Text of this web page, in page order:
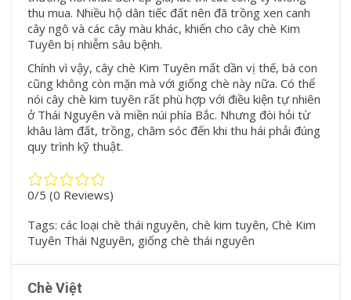
thu mua. Nhiều hộ dân tiếc đất nên đã trồng xen canh
cây ngô và các cây màu khác, khiến cho cây chè Kim
Tuyên bị nhiễm sâu bệnh.
Chính vì vậy, cây chè Kim Tuyên mất dần vị thế, bà con
cũng không còn mặn mà với giống chè này nữa. Có thể
nói cây chè kim tuyên rất phù hợp với điều kiện tự nhiên
ở Thái Nguyên và miền núi phía Bắc. Nhưng đòi hỏi từ
khâu làm đất, trồng, chăm sóc đến khi thu hái phải đúng
quy trình kỹ thuật.
0/5 (0 Reviews)
Tags: các loại chè thái nguyên, chè kim tuyên, Chè Kim
Tuyên Thái Nguyên, giống chè thái nguyên
Chè Việt